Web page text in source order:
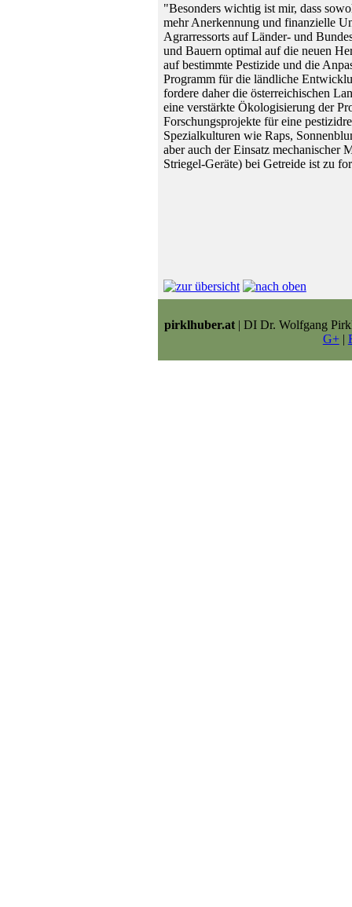
"Besonders wichtig ist mir, dass
mehr Anerkennung und finanzielle
Agrarressorts auf Länder- und
und Bauern optimal auf die neuen
auf bestimmte Pestizide und die
Programm für die ländliche
fordere daher die österreichischen
eine verstärkte Ökologisierung der
Forschungsprojekte für eine
Spezialkulturen wie Raps,
aber auch der Einsatz mechanischer
Striegel-Geräte) bei Getreide ist zu
pirklhuber.at | DI Dr. Wolfgang
G+|